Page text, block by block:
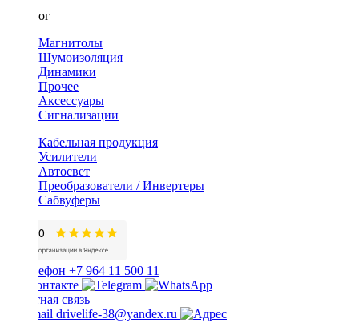
Каталог
Магнитолы
Шумоизоляция
Динамики
Прочее
Аксессуары
Сигнализации
Кабельная продукция
Усилители
Автосвет
Преобразователи / Инвертеры
Сабвуферы
+7 964 11 500 11
Обратная связь
drivelife-38@yandex.ru